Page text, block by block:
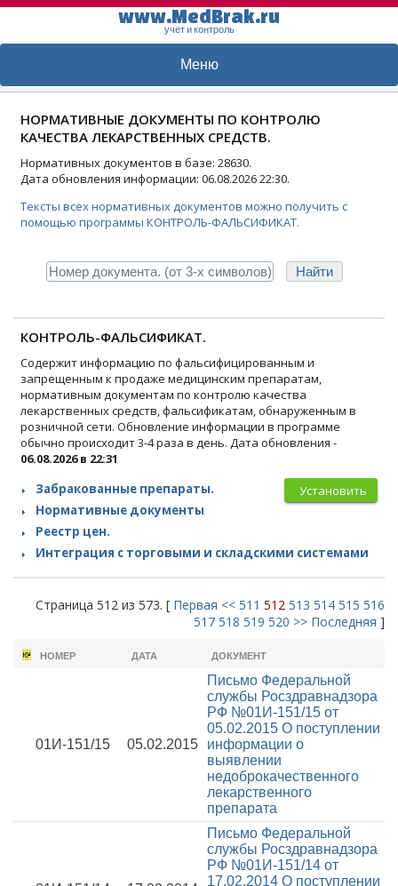
www.MedBrak.ru
учет и контроль
Меню
НОРМАТИВНЫЕ ДОКУМЕНТЫ ПО КОНТРОЛЮ
КАЧЕСТВА ЛЕКАРСТВЕННЫХ СРЕДСТВ.
Нормативных документов в базе: 28630.
Дата обновления информации: 06.08.2026 22:30.
Тексты всех нормативных документов можно получить с
помощью программы КОНТРОЛЬ-ФАЛЬСИФИКАТ.
КОНТРОЛЬ-ФАЛЬСИФИКАТ.
Содержит информацию по фальсифицированным и
запрещенным к продаже медицинским препаратам,
нормативным документам по контролю качества
лекарственных средств, фальсификатам, обнаруженным в
розничной сети. Обновление информации в программе
обычно происходит 3-4 раза в день. Дата обновления -
06.08.2026 в 22:31
Установить
Забракованные препараты.
Нормативные документы
Реестр цен.
Интеграция с торговыми и складскими системами
Страница 512 из 573. [ Первая << 511 512 513 514 515 516
517 518 519 520 >> Последняя ]
НОМЕР ДАТА ДОКУМЕНТ
01И-151/15 05.02.2015
Письмо Федеральной
службы Росздравнадзора
РФ №01И-151/15 от
05.02.2015 О поступлении
информации о
выявлении
недоброкачественного
лекарственного
препарата
Письмо Федеральной
службы Росздравнадзора
РФ №01И-151/14 от
17.02.2014 О поступлении